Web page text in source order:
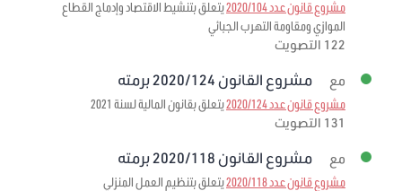
مشروع قانون عدد 2020/104
يتعلق بتنشيط الاقتصاد وإدماج القطاع
الموازي ومقاومة التهرب الجبائي
122 التصويت
مع مشروع القانون 2020/124 برمته
مشروع قانون عدد 2020/124
يتعلق بقانون المالية لسنة 2021
131 التصويت
مع مشروع القانون 2020/118 برمته
مشروع قانون عدد 2020/118
يتعلق بتنظيم العمل المنزلي